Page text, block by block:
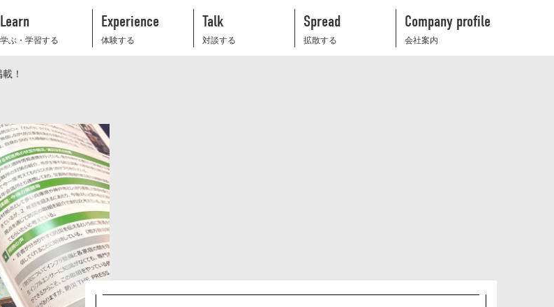
Learn
学ぶ・学習する
Experience
体験する
Talk
対談する
Spread
拡散する
Company profile
会社案内
！